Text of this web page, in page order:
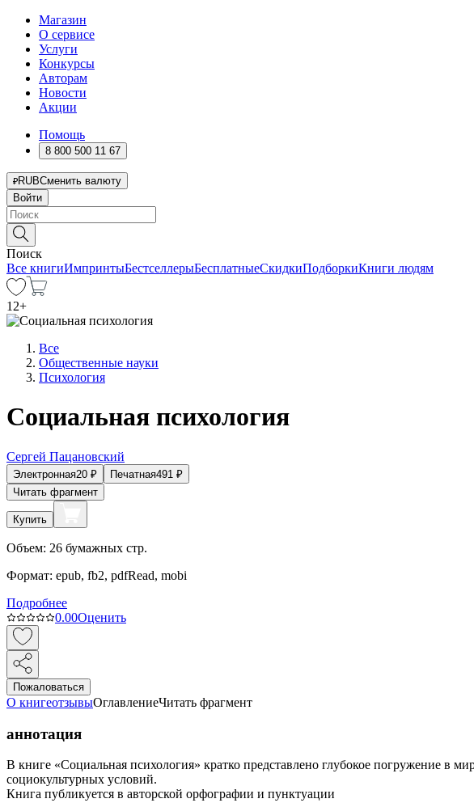
Магазин
О сервисе
Услуги
Конкурсы
Авторам
Новости
Акции
Помощь
8 800 500 11 67
RUBСменить валюту
Войти
Поиск
Все книгиИмпринтыБестселлерыБесплатныеСкидкиПодборкиКниги людям
12+
Все
Общественные науки
Психология
Социальная психология
Сергей Пацановский
Электронная20 ₽ Печатная491 ₽
Читать фрагмент
Купить
Объем: 26 бумажных стр.
Формат: epub, fb2, pdfRead, mobi
Подробнее
0.00Оценить
Пожаловаться
О книгеотзывыОглавлениеЧитать фрагмент
аннотация
В книге «Социальная психология» кратко представлено глубокое погружение в
социокультурных условий.
Книга публикуется в авторской орфографии и пунктуации